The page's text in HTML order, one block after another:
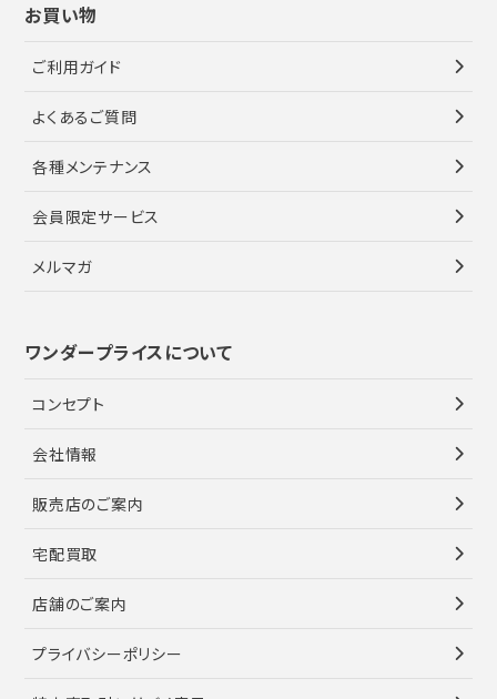
お買い物
ご利用ガイド
よくあるご質問
各種メンテナンス
会員限定サービス
メルマガ
ワンダープライスについて
コンセプト
会社情報
販売店のご案内
宅配買取
店舗のご案内
プライバシーポリシー